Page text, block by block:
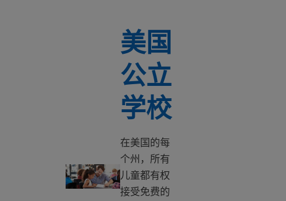
美国公立学校
美国
公立
学校
在美国的每
个州，所有
儿童都有权
接受免费的